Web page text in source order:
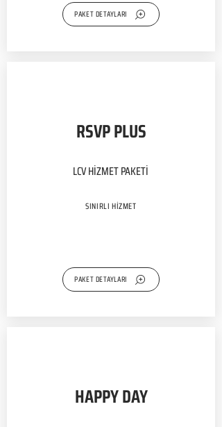
PAKET DETAYLARI
RSVP PLUS
LCV HİZMET PAKETİ
SINIRLI HİZMET
PAKET DETAYLARI
HAPPY DAY